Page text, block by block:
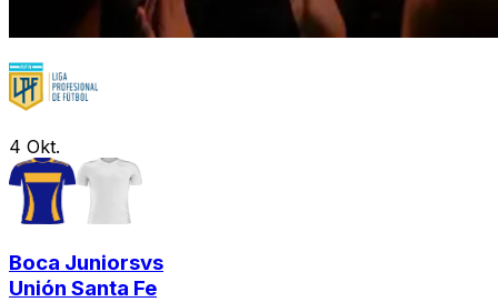
4 Okt.
Boca Juniorsvs
Unión Santa Fe